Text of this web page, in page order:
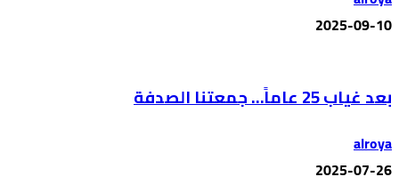
2025-09-10
بعد غياب 25 عاماً… جمعتنا الصدفة
alroya
2025-07-26